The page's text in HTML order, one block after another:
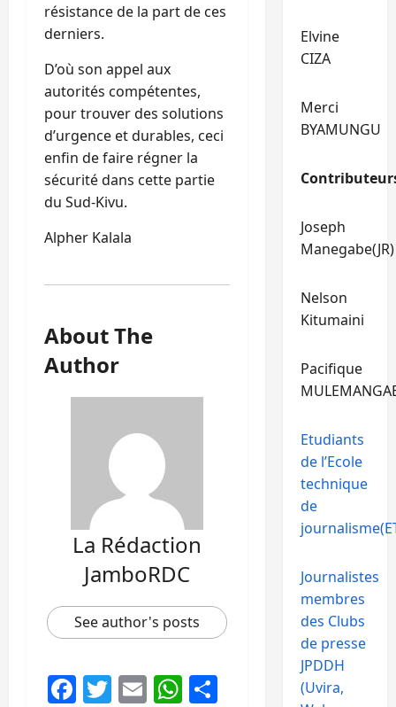
résistance de la part de ces
derniers.
D’où son appel aux
autorités compétentes,
pour trouver des solutions
d’urgence et durables, ceci
enfin de faire régner la
sécurité dans cette partie
du Sud-Kivu.
Alpher Kalala
About The
Author
La Rédaction
JamboRDC
See author's posts
Facebook
Twitter
EmailWhatsApp
Partager
Elvine
CIZA
Merci
BYAMUNGU
Joseph
Manegabe(JR)
Nelson
Kitumaini
Pacifique
Etudiants
de l’Ecole
technique
de
Journalistes
membres
des Clubs
de presse
JPDDH
(Uvira,